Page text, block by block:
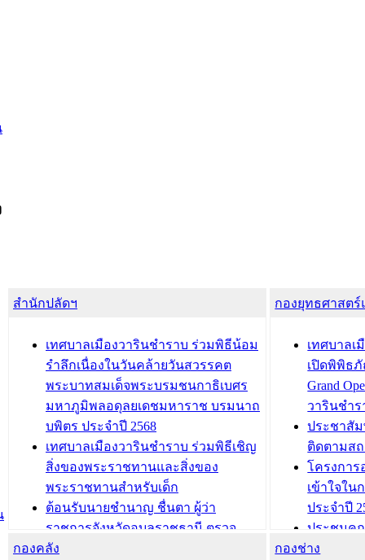
สำนักปลัดฯ
เทศบาลเมืองวารินชำราบ ร่วมพิธีน้อม
รำลึกเนื่องในวันคล้ายวันสวรรคต
พระบาทสมเด็จพระบรมชนกาธิเบศร
มหาภูมิพลอดุลยเดชมหาราช บรมนาถ
บพิตร ประจำปี 2568
เทศบาลเมืองวารินชำราบ ร่วมพิธีเชิญ
สิ่งของพระราชทานและสิ่งของ
พระราชทานสำหรับเด็ก
ต้อนรับนายชำนาญ ชื่นตา ผู้ว่า
ราชการจังหวัดอุบลราชธานี ตรวจ
ความเรียบร้อยของสถานที่ในการเตรี
กองยุทธศาสต
เทศบาลเ
เปิดพิพิธภั
Grand
วารินชำร
ประชาสัม
ติดตามส
โครงกา
เข้าใจใน
ประจำปี
ประชุมค
ความเสี่ย
กองคลัง กองช่าง